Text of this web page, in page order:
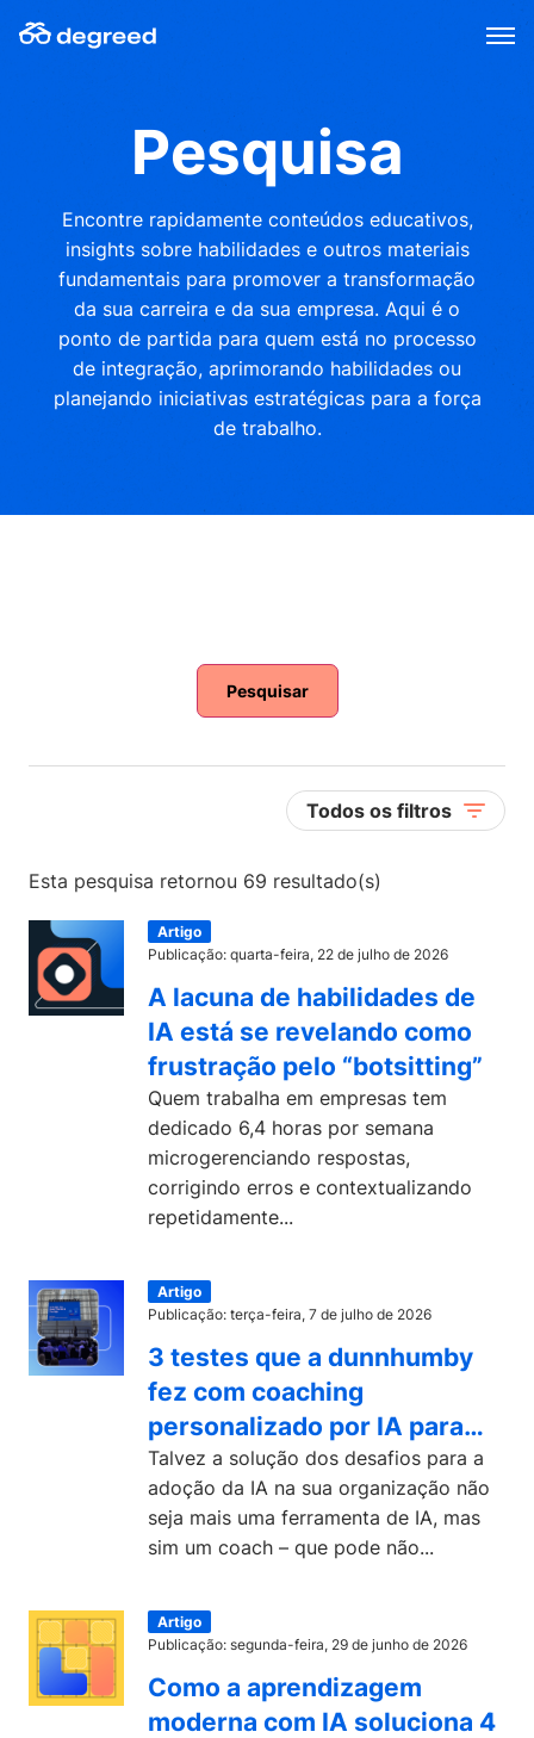
Pesquisa
Encontre rapidamente conteúdos educativos,
insights sobre habilidades e outros materiais
fundamentais para promover a transformação
da sua carreira e da sua empresa. Aqui é o
ponto de partida para quem está no processo
de integração, aprimorando habilidades ou
planejando iniciativas estratégicas para a força
de trabalho.
Pesquisar
Todos os filtros
Esta pesquisa retornou 69 resultado(s)
Artigo
Publicação: quarta-feira, 22 de julho de 2026
A lacuna de habilidades de
IA está se revelando como
frustração pelo “botsitting”
Quem trabalha em empresas tem
dedicado 6,4 horas por semana
microgerenciando respostas,
corrigindo erros e contextualizando
repetidamente...
Artigo
Publicação: terça-feira, 7 de julho de 2026
3 testes que a dunnhumby
fez com coaching
personalizado por IA para
fomentar a adoção de
tecnologias
Talvez a solução dos desafios para a
adoção da IA na sua organização não
seja mais uma ferramenta de IA, mas
sim um coach – que pode não...
Artigo
Publicação: segunda-feira, 29 de junho de 2026
Como a aprendizagem
moderna com IA soluciona 4